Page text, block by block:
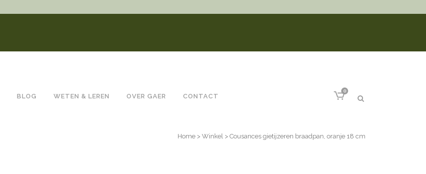
BLOG WETEN & LEREN OVER GAER CONTACT
0
Home > Winkel > Cousances gietijzeren braadpan, oranje 18 cm